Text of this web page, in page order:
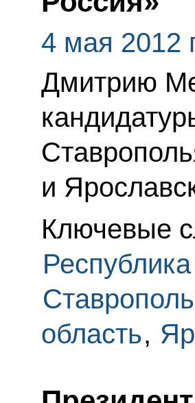
4 мая 2012
Дмитрию
и
Ключевые
область,